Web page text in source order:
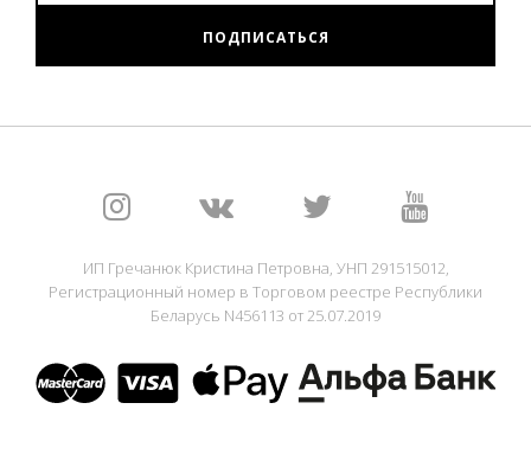
ПОДПИСАТЬСЯ
ИП Гречанюк Кристина Петровна, УНП 291515012,
Регистрационный номер в Торговом реестре Республики
Беларусь N456113 от 25.07.2019